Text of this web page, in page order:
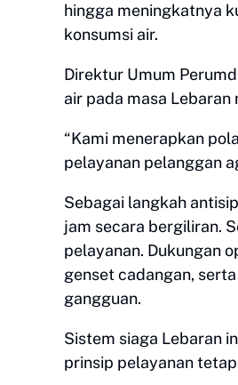
hingga meningkatnya
konsumsi air.
Direktur Umum
air pada masa
“Kami menerapkan
pelayanan pelanggan
Sebagai langkah
jam secara bergiliran.
pelayanan. Dukungan
genset cadangan,
gangguan.
Sistem siaga Lebaran
prinsip pelayanan